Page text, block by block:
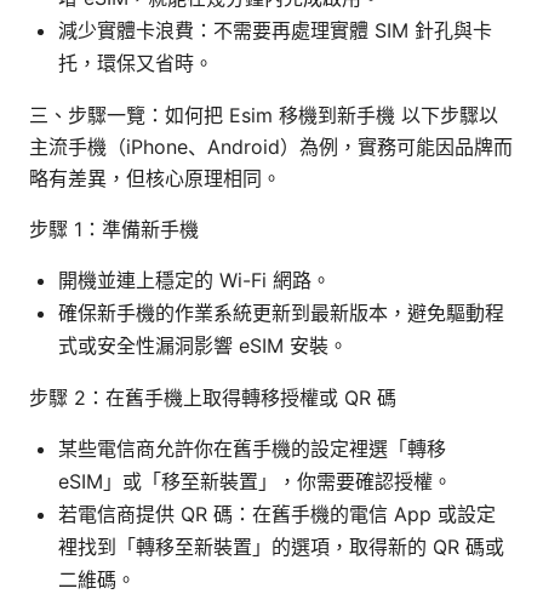
減少實體卡浪費：不需要再處理實體 SIM 針孔與卡
托，環保又省時。
三、步驟一覽：如何把 Esim 移機到新手機 以下步驟以
主流手機（iPhone、Android）為例，實務可能因品牌而
略有差異，但核心原理相同。
步驟 1：準備新手機
開機並連上穩定的 Wi-Fi 網路。
確保新手機的作業系統更新到最新版本，避免驅動程
式或安全性漏洞影響 eSIM 安裝。
步驟 2：在舊手機上取得轉移授權或 QR 碼
某些電信商允許你在舊手機的設定裡選「轉移
eSIM」或「移至新裝置」，你需要確認授權。
若電信商提供 QR 碼：在舊手機的電信 App 或設定
裡找到「轉移至新裝置」的選項，取得新的 QR 碼或
二維碼。